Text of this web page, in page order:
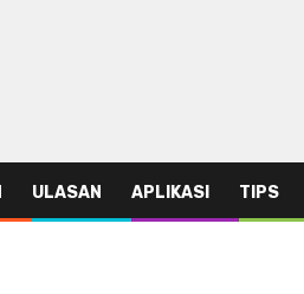
ULASAN APLIKASI TIPS